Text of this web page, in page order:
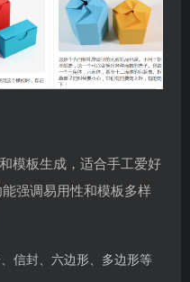
模板生成，适合手工爱好
强调易用性和模板多样
信封、六边形、多边形等